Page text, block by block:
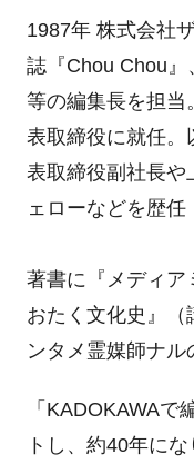
1987年 株式会社
誌『Chou Chou』
等の編集長を担当
表取締役に就任。
表取締役副社長や
ェローなどを歴任
著書に『メディ
おたく文化史』（
ンタメ霊媒師ナル
「KADOKAWA
トし、約40年に